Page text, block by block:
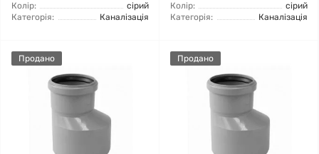
Колір:
сірий
Категорія:
Каналізація
Колір:
сірий
Категорія:
Каналізація
Продано Продано